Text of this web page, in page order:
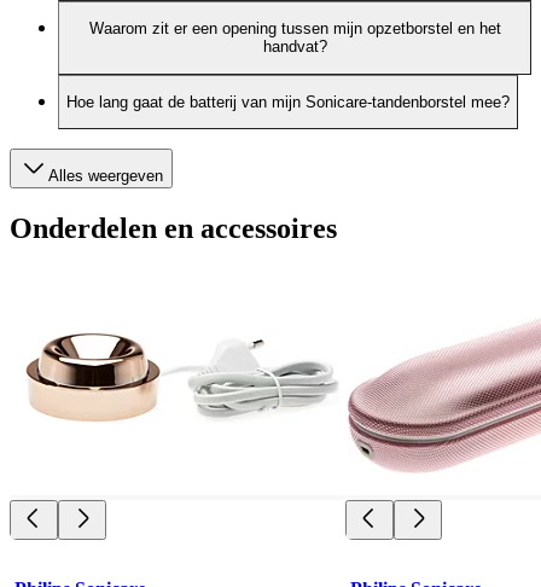
Waarom zit er een opening tussen mijn opzetborstel en het
handvat?
Hoe lang gaat de batterij van mijn Sonicare-tandenborstel mee?
Alles weergeven
Onderdelen en accessoires